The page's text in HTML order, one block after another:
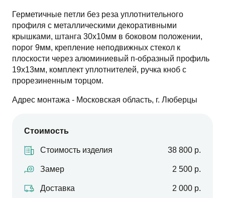
Герметичные петли без реза уплотнительного
профиля с металлическими декоративными
крышками, штанга 30х10мм в боковом положении,
порог 9мм, крепление неподвижных стекол к
плоскости через алюминиевый п-образный профиль
19х13мм, комплект уплотнителей, ручка кноб с
прорезиненным торцом.
Адрес монтажа - Московская область, г. Люберцы
Стоимость
Стоимость изделия 38 800 р.
Замер 2 500 р.
Доставка 2 000 р.